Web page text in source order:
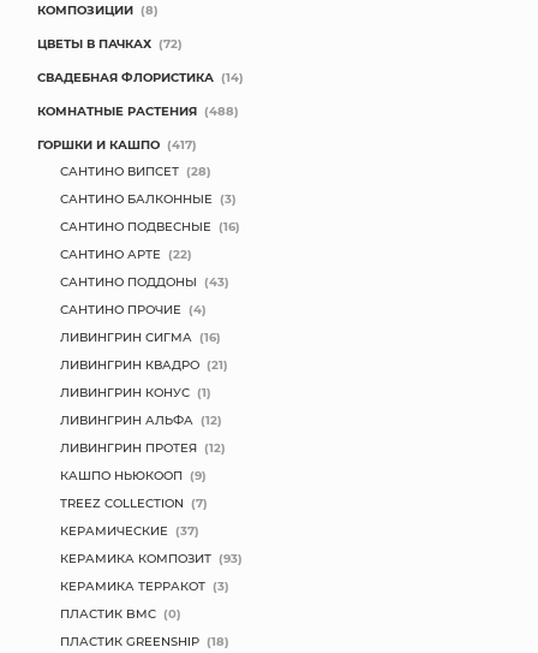
КОМПОЗИЦИИ (8)
ЦВЕТЫ В ПАЧКАХ (72)
СВАДЕБНАЯ ФЛОРИСТИКА (14)
КОМНАТНЫЕ РАСТЕНИЯ (488)
ГОРШКИ И КАШПО (417)
САНТИНО ВИПСЕТ (28)
САНТИНО БАЛКОННЫЕ (3)
САНТИНО ПОДВЕСНЫЕ (16)
САНТИНО АРТЕ (22)
САНТИНО ПОДДОНЫ (43)
САНТИНО ПРОЧИЕ (4)
ЛИВИНГРИН СИГМА (16)
ЛИВИНГРИН КВАДРО (21)
ЛИВИНГРИН КОНУС (1)
ЛИВИНГРИН АЛЬФА (12)
ЛИВИНГРИН ПРОТЕЯ (12)
КАШПО НЬЮКООП (9)
TREEZ COLLECTION (7)
КЕРАМИЧЕСКИЕ (37)
КЕРАМИКА КОМПОЗИТ (93)
КЕРАМИКА ТЕРРАКОТ (3)
ПЛАСТИК BMC (0)
ПЛАСТИК GREENSHIP (18)